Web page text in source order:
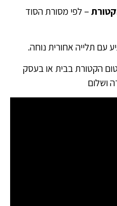
– לפי מסורת הסוד
עם תלייה אחורית נוחה.
הקטורת בבית או בעסק
ושלום